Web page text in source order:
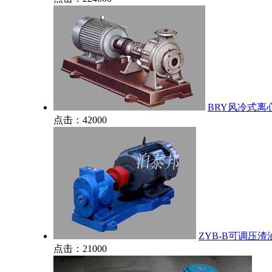
BRY风冷式离
点击：42000
ZYB-B可调压渣
点击：21000